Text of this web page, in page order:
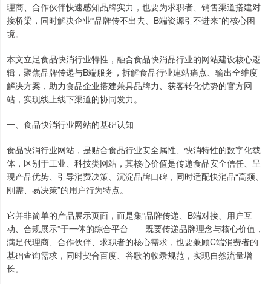
理商、合作伙伴快速感知品牌实力，也要为求职者、销售渠道搭建对
接桥梁，同时解决企业“品牌传不出去、B端资源引不进来”的核心困
境。
本文立足食品快消行业特性，融合食品快消品行业的网站建设核心逻
辑，聚焦品牌传递与B端服务，拆解食品行业建站痛点、输出全维度
解决方案，助力食品企业搭建兼具品牌力、获客转化优势的官方网
站，实现线上线下渠道的协同发力。
一、食品快消行业网站的基础认知
食品快消行业网站，是贴合食品行业安全属性、快消特性的数字化载
体，区别于工业、科技类网站，其核心价值是传递食品安全信任、呈
现产品优势、引导消费决策、沉淀品牌口碑，同时适配快消品“高频、
刚需、易决策”的用户行为特点。
它并非简单的产品展示页面，而是集“品牌传递、B端对接、用户互
动、合规展示”于一体的综合平台——既要传递品牌理念与核心价值，
满足代理商、合作伙伴、求职者的核心需求，也要兼顾C端消费者的
基础查询需求，同时契合百度、谷歌的收录规范，实现自然流量增
长。